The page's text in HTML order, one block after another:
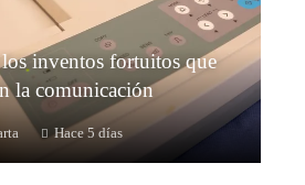
inventos fortuitos que
la comunicación
Hace 5 días